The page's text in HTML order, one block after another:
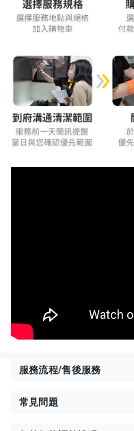
服務流程/售後服務
常見問題